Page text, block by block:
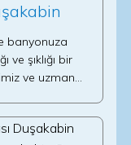
banyonuza
ve şıklığı bir
ve uzman…